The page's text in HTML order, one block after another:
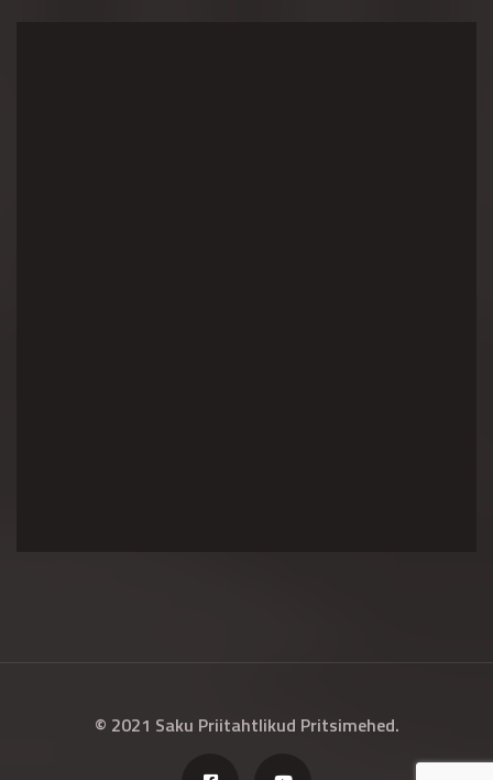
© 2021 Saku Priitahtlikud Pritsimehed.